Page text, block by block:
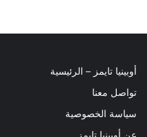
أوبينيا تايمز – الرئيسية
تواصل معنا
سياسة الخصوصية